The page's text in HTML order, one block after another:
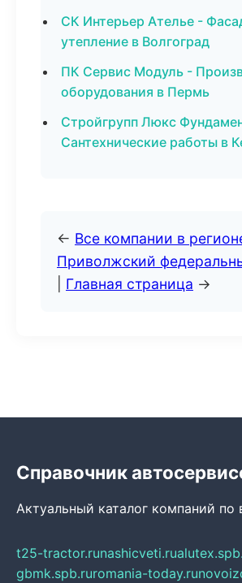
СК Интерьер Ателье -
утепление в Волгоград
ПК Сервис Модуль -
оборудования в Пермь
Стройгрупп Люкс
Сантехнические работы в
← Все компании в
Приволжский
Главная страница →
Справочник
Актуальный каталог компаний по
t25-tractor.runashicveti.ru
gbmk.spb.ruromania-today.ru